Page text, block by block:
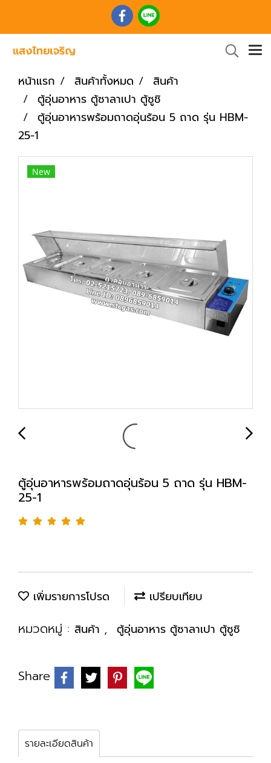
หน้าแรก สินค้าทั้งหมด
สินค้า
ตู้อุ่นอาหาร ตู้ซาลาเปา ตู้ซูชิ
ตู้อุ่นอาหารพร้อมถาดอุ่นร้อน 5 ถาด รุ่น HBM-
25-1
New
ตู้อุ่นอาหารพร้อมถาดอุ่นร้อน 5 ถาด รุ่น HBM-
25-1
เพิ่มรายการโปรด เปรียบเทียบ
หมวดหมู่ : สินค้า , ตู้อุ่นอาหาร ตู้ซาลาเปา ตู้ซูชิ
Share
รายละเอียดสินค้า